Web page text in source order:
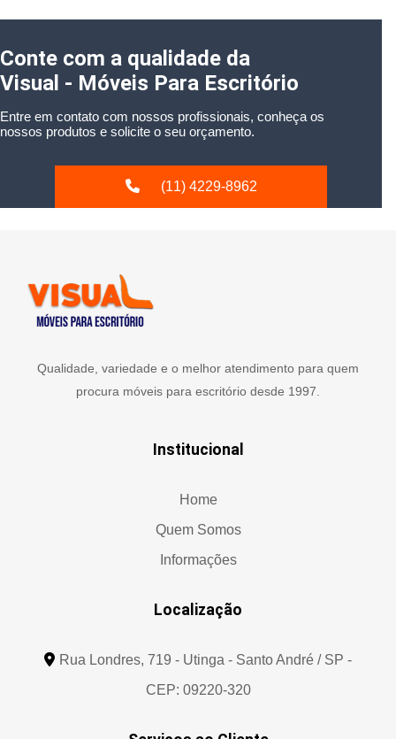
Conte com a qualidade da
Visual - Móveis Para Escritório
Entre em contato com nossos profissionais, conheça os
nossos produtos e solicite o seu orçamento.
(11) 4229-8962
Qualidade, variedade e o melhor atendimento para quem
procura móveis para escritório desde 1997.
Institucional
Home
Quem Somos
Informações
Localização
Rua Londres, 719 - Utinga - Santo André / SP -
CEP: 09220-320